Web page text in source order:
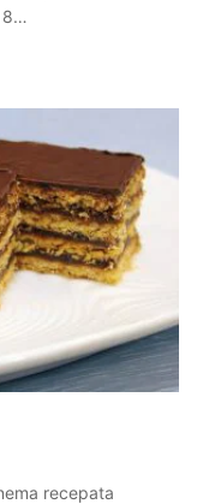
8…
recepata